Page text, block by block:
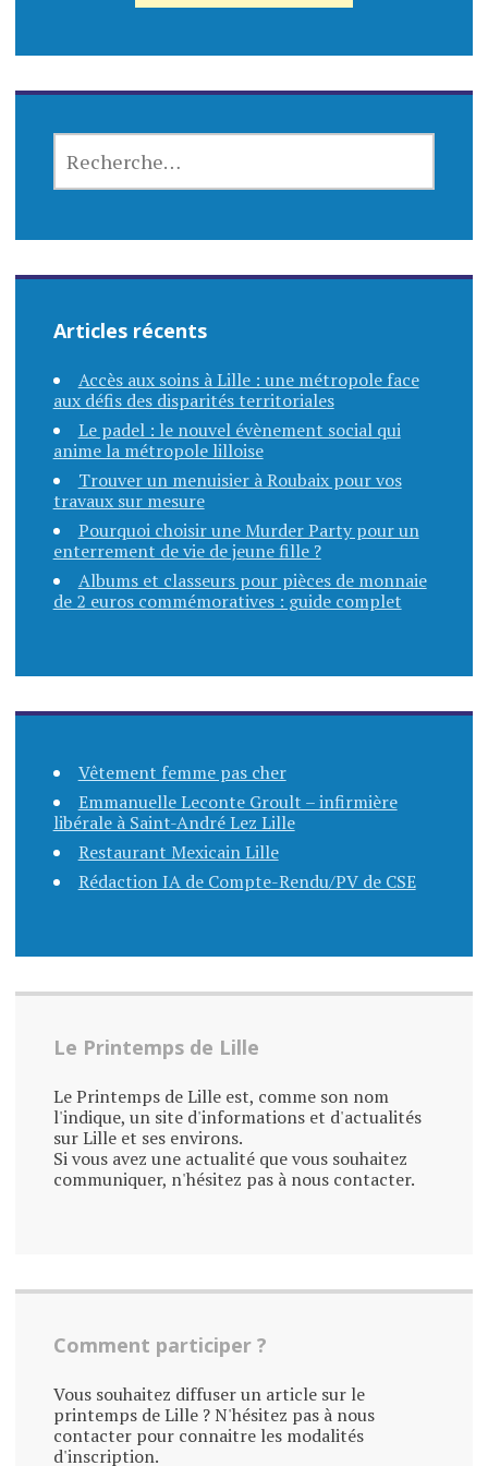
Articles récents
Accès aux soins à Lille : une métropole face
aux défis des disparités territoriales
Le padel : le nouvel évènement social qui
anime la métropole lilloise
Trouver un menuisier à Roubaix pour vos
travaux sur mesure
Pourquoi choisir une Murder Party pour un
enterrement de vie de jeune fille ?
Albums et classeurs pour pièces de monnaie
de 2 euros commémoratives : guide complet
Vêtement femme pas cher
Emmanuelle Leconte Groult – infirmière
libérale à Saint-André Lez Lille
Restaurant Mexicain Lille
Rédaction IA de Compte-Rendu/PV de CSE
Le Printemps de Lille
Le Printemps de Lille est, comme son nom
l'indique, un site d'informations et d'actualités
sur Lille et ses environs.
Si vous avez une actualité que vous souhaitez
communiquer, n'hésitez pas à nous contacter.
Comment participer ?
Vous souhaitez diffuser un article sur le
printemps de Lille ? N'hésitez pas à nous
contacter pour connaitre les modalités
d'inscription.